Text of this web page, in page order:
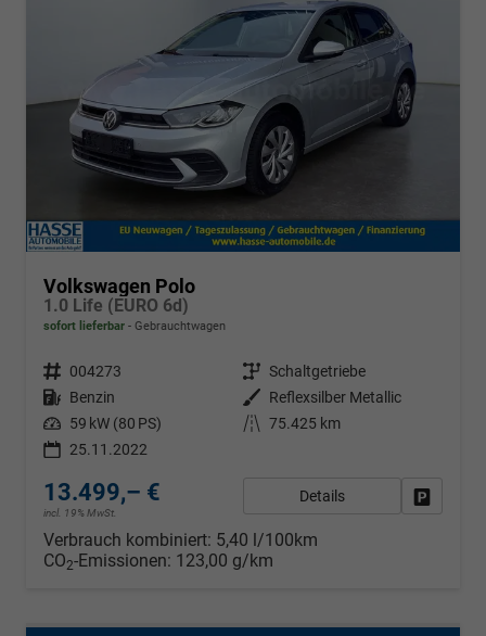
Volkswagen Polo
1.0 Life (EURO 6d)
sofort lieferbar Gebrauchtwagen
Fahrzeugnr. 004273 Getriebe Schaltgetriebe
Kraftstoff Benzin Außenfarbe
Reflexsilber Metallic
Leistung 59 kW (80 PS) Kilometerstand 75.425 km
25.11.2022
13.499,– €
incl. 19% MwSt.
Details
Verbrauch kombiniert: 5,40 l/100km
CO2-Emissionen: 123,00 g/km